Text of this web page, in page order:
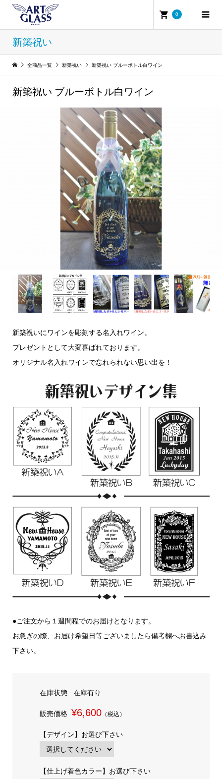
0
新築祝い
全商品一覧 新築祝い 新築祝い ブルーボトル白ワイン
新築祝い ブルーボトル白ワイン
新築祝いにワインを彫刻する名入れワイン。
プレゼントとして大変喜ばれております。
オリジナル名入れワインで忘れられない思い出を！
●ご注文から１週間程でのお届けとなります。
お急ぎの際、お届け希望日等ございましたら備考欄へお書込み
下さい。
在庫状態 : 在庫有り
販売価格 ¥6,600（税込）
【デザイン】お選び下さい
【仕上げ着色カラー】お選び下さい